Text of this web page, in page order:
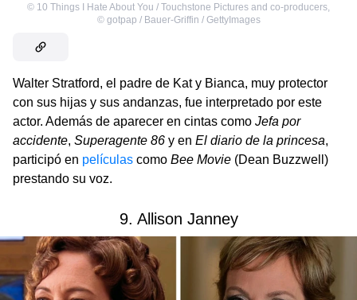
© 10 Things I Hate About You / Touchstone Pictures and co-producers
© gotpap / Bauer-Griffin / GettyImages
Walter Stratford, el padre de Kat y Bianca, muy protector
con sus hijas y sus andanzas, fue interpretado por este
actor. Además de aparecer en cintas como Jefa por
accidente, Superagente 86 y en El diario de la princesa,
participó en películas como Bee Movie (Dean Buzzwell)
prestando su voz.
9. Allison Janney